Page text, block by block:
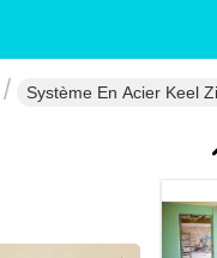
Système En Acier Keel